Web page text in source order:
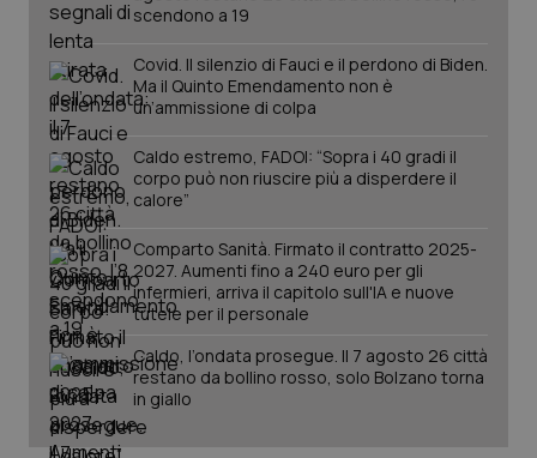
scendono a 19
Covid. Il silenzio di Fauci e il perdono di Biden.
Ma il Quinto Emendamento non è
un’ammissione di colpa
Caldo estremo, FADOI: “Sopra i 40 gradi il
corpo può non riuscire più a disperdere il
calore”
Comparto Sanità. Firmato il contratto 2025-
2027. Aumenti fino a 240 euro per gli
infermieri, arriva il capitolo sull'IA e nuove
tutele per il personale
Caldo, l’ondata prosegue. Il 7 agosto 26 città
restano da bollino rosso, solo Bolzano torna
in giallo